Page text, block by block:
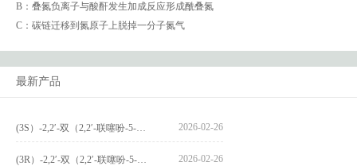
B：叠氮负离子与酸酐发生加成反应形成酰叠氮
C：碳链迁移到氮原子上脱掉一分子氮气
最新产品
2026-02-26
2026-02-26